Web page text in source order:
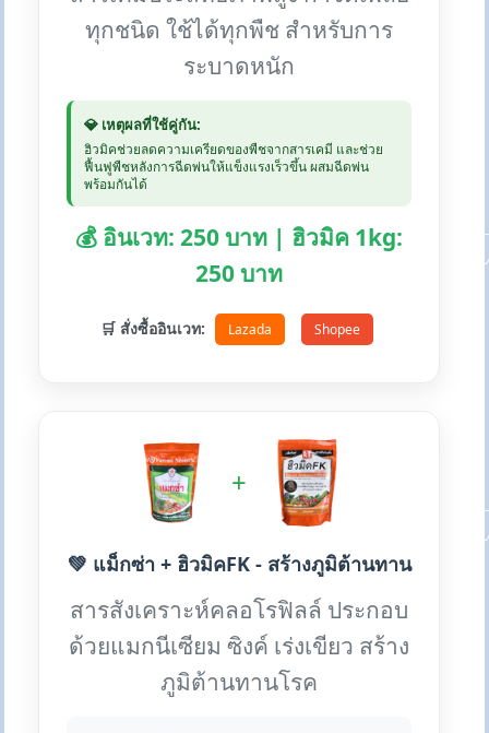
ทุกชนิด ใช้ได้ทุกพืช สำหรับการ
ระบาดหนัก
💎 เหตุผลที่ใช้คู่กัน:
ฮิวมิคช่วยลดความเครียดของพืชจากสารเคมี และช่วย
ฟื้นฟูพืชหลังการฉีดพ่นให้แข็งแรงเร็วขึ้น ผสมฉีดพ่น
พร้อมกันได้
💰 อินเวท: 250 บาท | ฮิวมิค 1kg:
250 บาท
🛒 สั่งซื้ออินเวท: Lazada Shopee
+
💚 แม็กซ่า + ฮิวมิคFK - สร้างภูมิต้านทาน
สารสังเคราะห์คลอโรฟิลล์ ประกอบ
ด้วยแมกนีเซียม ซิงค์ เร่งเขียว สร้าง
ภูมิต้านทานโรค